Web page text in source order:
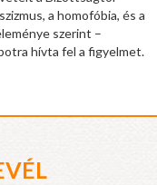
a homofóbia, és a
szerint –
hívta fel a figyelmet.